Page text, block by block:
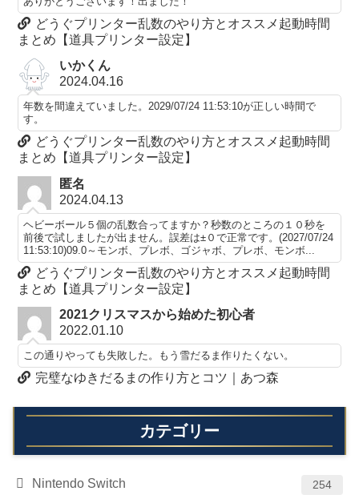
どうぐプリンター乱数のやり方とオススメ起動時間
まとめ【道具プリンター設定】
いかくん
2024.04.16
年数を間違えていました。2029/07/24 11:53:10が正しい時間で
す。
どうぐプリンター乱数のやり方とオススメ起動時間
まとめ【道具プリンター設定】
匿名
2024.04.13
ヘビーボール５個の乱数合ってますか？秒数のところの１０秒を
前後で試しましたが出ません。誤差は±０で正常です。(2027/07/24
11:53:10)09.0～モンボ、プレボ、ゴジャボ、プレボ、モンボ...
どうぐプリンター乱数のやり方とオススメ起動時間
まとめ【道具プリンター設定】
2021クリスマスから始めた初心者
2022.01.10
この通りやっても失敗した。もう雪だるま作りたくない。
完璧なゆきだるまの作り方とコツ｜あつ森
カテゴリー
Nintendo Switch 254